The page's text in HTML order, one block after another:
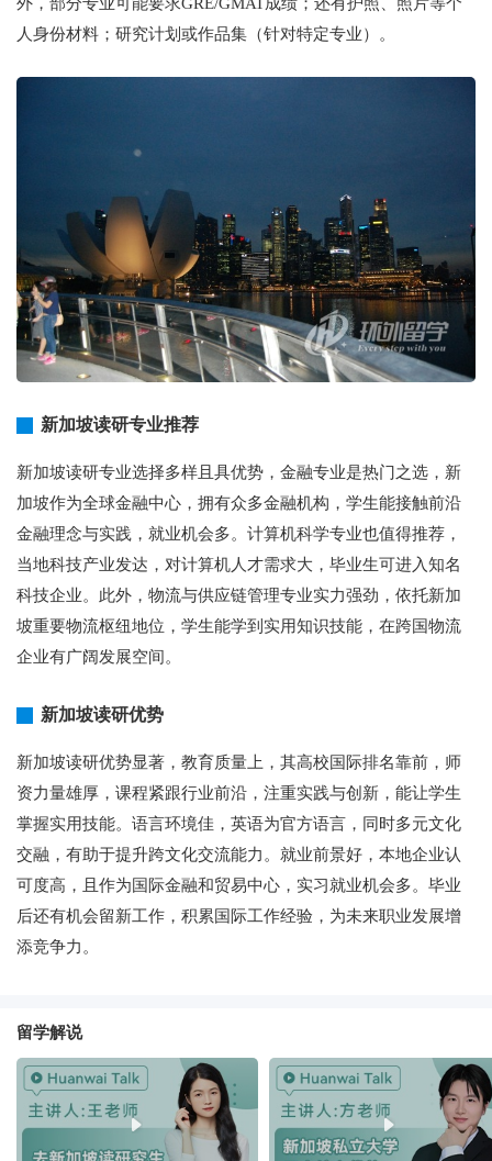
人身份材料；研究计划或作品集（针对特定专业）。
新加坡读研专业推荐
新加坡读研专业选择多样且具优势，金融专业是热门之选，新
加坡作为全球金融中心，拥有众多金融机构，学生能接触前沿
金融理念与实践，就业机会多。计算机科学专业也值得推荐，
当地科技产业发达，对计算机人才需求大，毕业生可进入知名
科技企业。此外，物流与供应链管理专业实力强劲，依托新加
坡重要物流枢纽地位，学生能学到实用知识技能，在跨国物流
企业有广阔发展空间。
新加坡读研优势
新加坡读研优势显著，教育质量上，其高校国际排名靠前，师
资力量雄厚，课程紧跟行业前沿，注重实践与创新，能让学生
掌握实用技能。语言环境佳，英语为官方语言，同时多元文化
交融，有助于提升跨文化交流能力。就业前景好，本地企业认
可度高，且作为国际金融和贸易中心，实习就业机会多。毕业
后还有机会留新工作，积累国际工作经验，为未来职业发展增
添竞争力。
留学解说